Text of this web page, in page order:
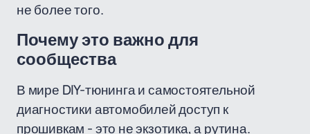
не более того.
Почему это важно для
сообщества
В мире DIY-тюнинга и самостоятельной
диагностики автомобилей доступ к
прошивкам - это не экзотика, а рутина.